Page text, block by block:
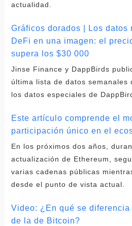
actualidad.
Gráficos dorados | Los datos
DeFi en una imagen: el
supera los $30 000
Jinse Finance y DappBirds
última lista de datos semanales
los datos especiales de
Este artículo comprende el
participación único en el
En los próximos dos años,
actualización de Ethereum,
varias cadenas públicas
desde el punto de vista actual.
Video: ¿En qué se
de la de Bitcoin?